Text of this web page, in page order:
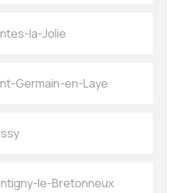
la-Jolie
Germain-en-Laye
le-Bretonneux